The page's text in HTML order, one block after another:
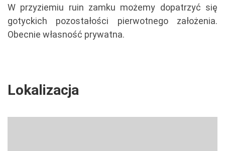
W przyziemiu ruin zamku możemy dopatrzyć się
gotyckich pozostałości pierwotnego założenia.
Obecnie własność prywatna.
Lokalizacja